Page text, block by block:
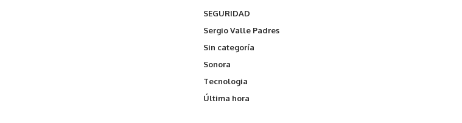
SEGURIDAD
Sergio Valle Padres
Sin categoría
Sonora
Tecnologia
Última hora